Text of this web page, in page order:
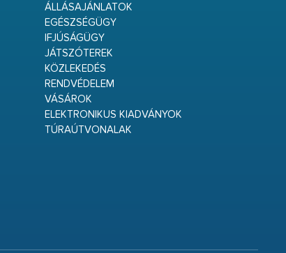
ÁLLÁSAJÁNLATOK
EGÉSZSÉGÜGY
IFJÚSÁGÜGY
JÁTSZÓTEREK
KÖZLEKEDÉS
RENDVÉDELEM
VÁSÁROK
ELEKTRONIKUS KIADVÁNYOK
TÚRAÚTVONALAK